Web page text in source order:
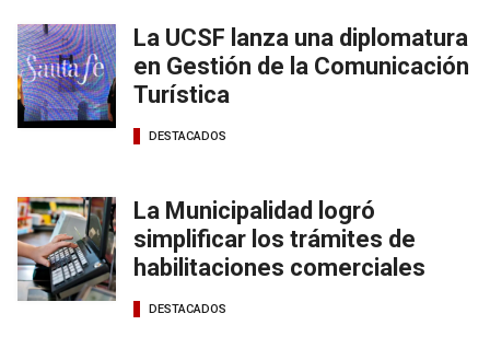
La UCSF lanza una diplomatura
en Gestión de la Comunicación
Turística
DESTACADOS
La Municipalidad logró
simplificar los trámites de
habilitaciones comerciales
DESTACADOS